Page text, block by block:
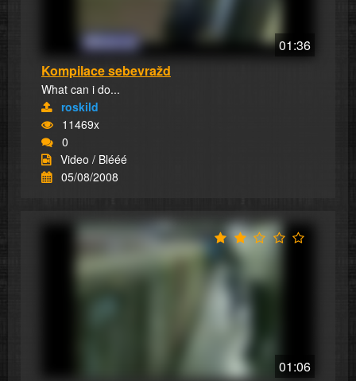
01:36
Kompilace sebevražd
What can i do...
roskild
11469x
0
Video / Blééé
05/08/2008
01:06